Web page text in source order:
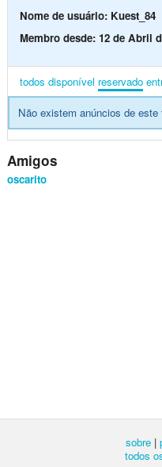
Nome de usuário: Kuest_84
Membro desde: 12 de Abril
todos disponível reservado
Não existem anúncios de
Amigos
oscarito
sobre |
todos